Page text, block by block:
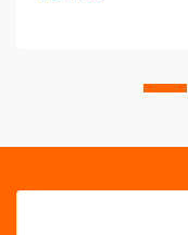
en la presentación